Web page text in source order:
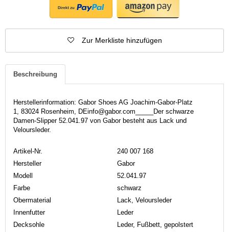
Zur Merkliste hinzufügen
Beschreibung
Herstellerinformation: Gabor Shoes AG Joachim-Gabor-Platz
1, 83024 Rosenheim, DEinfo@gabor.com_____Der schwarze
Damen-Slipper 52.041.97 von Gabor besteht aus Lack und
Veloursleder.
Artikel-Nr.
240 007 168
Hersteller
Gabor
Modell
52.041.97
Farbe
schwarz
Obermaterial
Lack, Veloursleder
Innenfutter
Leder
Decksohle
Leder, Fußbett, gepolstert